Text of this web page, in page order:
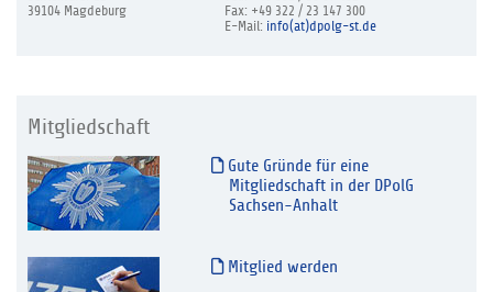
39104 Magdeburg
Fax: +49 322 / 23 147 300
E-Mail: info(at)dpolg-st.de
Mitgliedschaft
Gute Gründe für eine
Mitgliedschaft in der DPolG
Sachsen-Anhalt
Mitglied werden